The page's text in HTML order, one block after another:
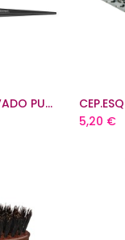
CEP.CREPAR CURVADO PURO JABALI
5,20 €